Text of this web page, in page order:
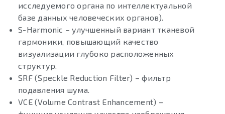
исследуемого органа по интеллектуальной
базе данных человеческих органов).
S-Harmonic – улучшенный вариант тканевой
гармоники, повышающий качество
визуализации глубоко расположенных
структур.
SRF (Speckle Reduction Filter) – фильтр
подавления шума.
VCE (Volume Contrast Enhancement) –